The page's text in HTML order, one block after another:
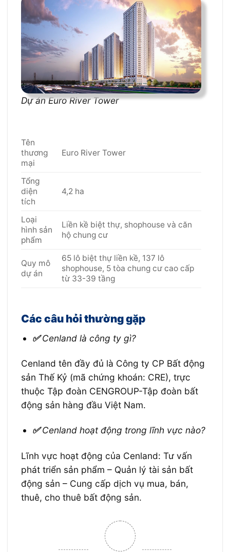
Dự án Euro River Tower
Tên
thương
mại
Euro River Tower
Tổng
diện
tích
4,2 ha
Loại
hình sản
phẩm
Liền kề biệt thự, shophouse và căn
hộ chung cư
Quy mô
dự án
65 lô biệt thự liền kề, 137 lô
shophouse, 5 tòa chung cư cao cấp
từ 33-39 tầng
Các câu hỏi thường gặp
✅Cenland là công ty gì?
Cenland tên đầy đủ là Công ty CP Bất động
sản Thế Kỷ (mã chứng khoán: CRE), trực
thuộc Tập đoàn CENGROUP-Tập đoàn bất
động sản hàng đầu Việt Nam.
✅Cenland hoạt động trong lĩnh vực nào?
Lĩnh vực hoạt động của Cenland: Tư vấn
phát triển sản phẩm – Quản lý tài sản bất
động sản – Cung cấp dịch vụ mua, bán,
thuê, cho thuê bất động sản.